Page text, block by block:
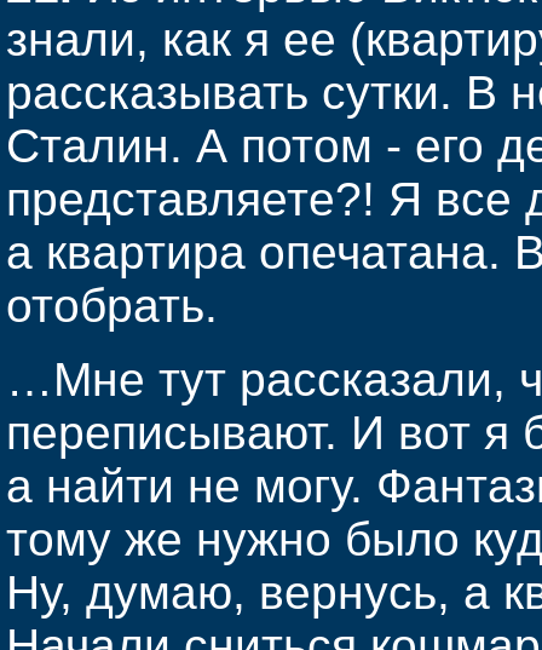
знали, как я ее
рассказывать сутки.
Сталин. А потом - его
представляете?! Я все
а квартира опечатана.
отобрать.
…Мне тут рассказали,
переписывают. И вот я
а найти не могу.
тому же нужно было
Ну, думаю, вернусь, а